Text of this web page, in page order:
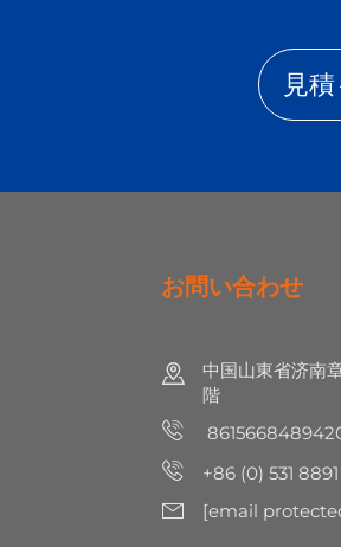
見
お問い合わせ
中国山東省济南
階
+86 (0) 531
[email